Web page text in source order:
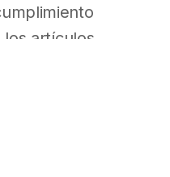
artículos